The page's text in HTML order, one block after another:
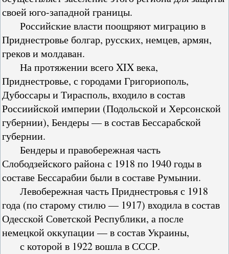
своей юго-западной границы.
Российские власти поощряют миграцию в
Приднестровье болгар, русских, немцев, армян,
греков и молдаван.
На протяжении всего XIX века,
Приднестровье, с городами Григориополь,
Дубоссары и Тирасполь, входило в состав
Россиийской империи (Подольской и Херсонской
губернии), Бендеры — в состав Бессарабской
губернии.
Бендеры и правобережная часть
Слободзейского района с 1918 по 1940 годы в
составе Бессарабии были в составе Румынии.
Левобережная часть Приднестровья с 1918
года (по старому стилю — 1917) входила в состав
Одесской Советской Республики, а после
немецкой оккупации — в состав Украины,
с которой в 1922 вошла в СССР.